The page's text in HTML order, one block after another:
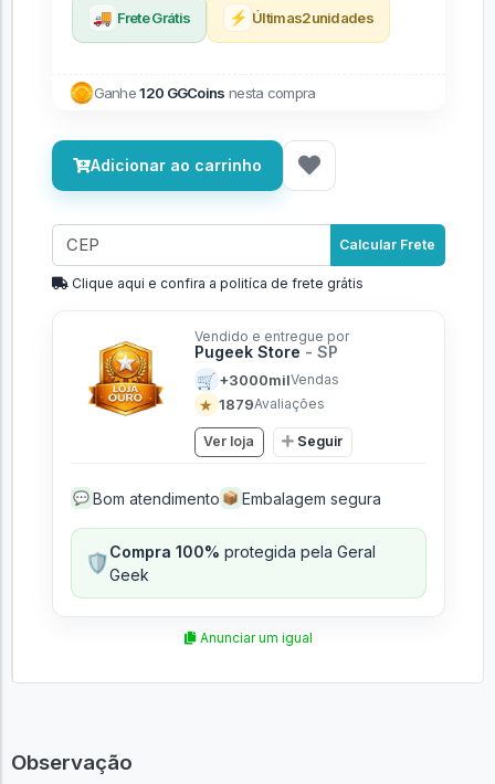
🚚 Frete Grátis ⚡ Últimas2unidades
Ganhe120 GGCoins nesta compra
Adicionar ao carrinho
Calcular Frete
Clique aqui e confira a politíca de frete grátis
Vendido e entregue por
Pugeek Store - SP
🛒 +3000milVendas
★ 1879Avaliações
Ver loja Seguir
💬 Bom atendimento 📦 Embalagem segura
🛡️Compra 100% protegida pela Geral
Geek
Anunciar um igual
Observação